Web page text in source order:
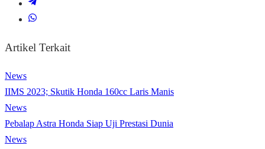
Artikel Terkait
News
IIMS 2023; Skutik Honda 160cc Laris Manis
News
Pebalap Astra Honda Siap Uji Prestasi Dunia
News